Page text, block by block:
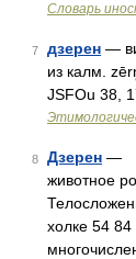
Словарь
7 дзерен —
из калм.
JSFOu 38,
8 Дзерен —
животное
холке 54 84